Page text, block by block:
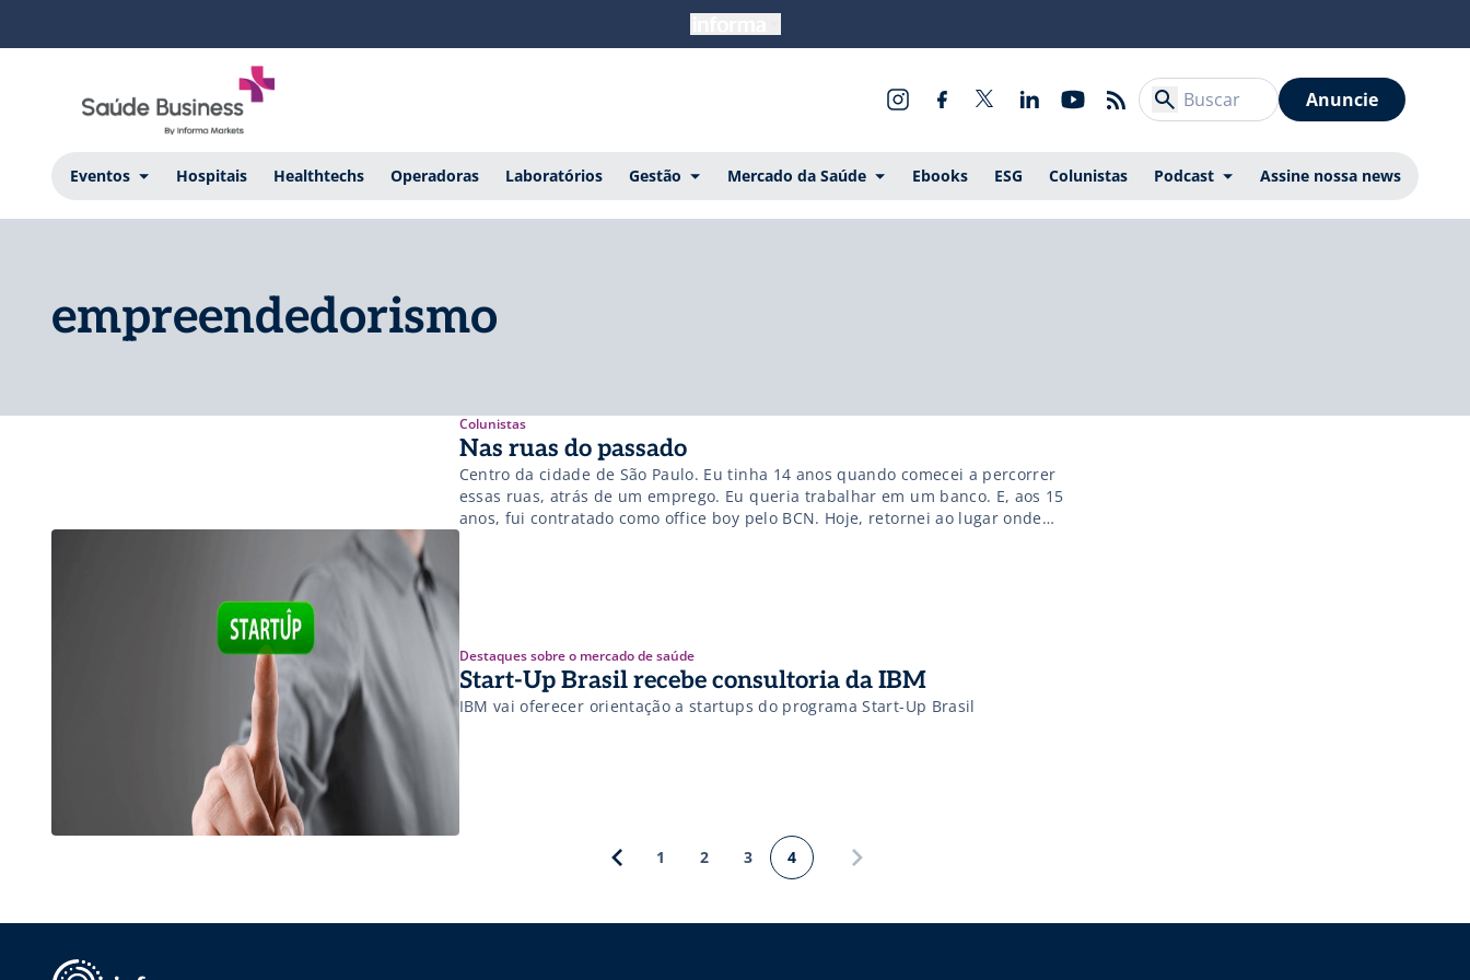
Anuncie
Eventos Hospitais Healthtechs Operadoras Laboratórios Gestão Mercado da Saúde Ebooks ESG Colunistas Podcast Assine nossa news
empreendedorismo
Colunistas
Nas ruas do passado
Centro da cidade de São Paulo. Eu tinha 14 anos quando comecei a percorrer
essas ruas, atrás de um emprego. Eu queria trabalhar em um banco. E, aos 15
anos, fui contratado como office boy pelo BCN. Hoje, retornei ao lugar onde
meus sonhos começaram a se materializar. O motivo inicial era renovar meu
Destaques sobre o mercado de saúde
Start-Up Brasil recebe consultoria da IBM
IBM vai oferecer orientação a startups do programa Start-Up Brasil
1 2 3 4